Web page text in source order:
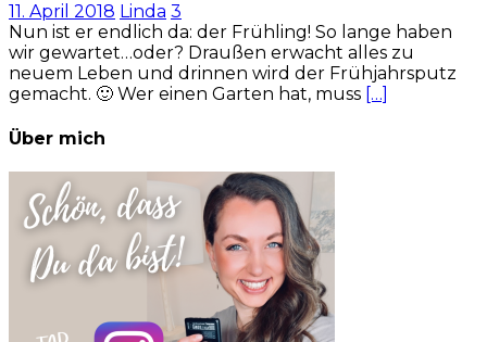
11. April 2018 Linda 3
Nun ist er endlich da: der Frühling! So lange haben
wir gewartet…oder? Draußen erwacht alles zu
neuem Leben und drinnen wird der Frühjahrsputz
gemacht. 🙂 Wer einen Garten hat, muss […]
Über mich